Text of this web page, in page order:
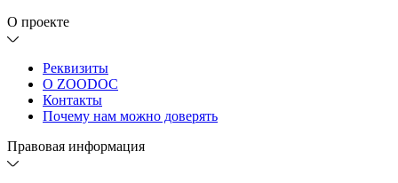
О проекте
Реквизиты
О ZOODOC
Контакты
Почему нам можно доверять
Правовая информация